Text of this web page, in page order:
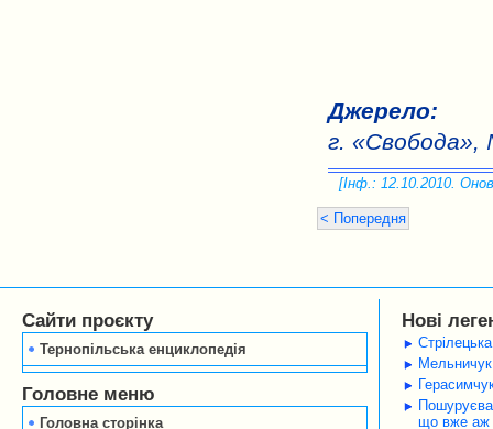
Джерело:
г. «Свобода»,
[Інф.: 12.10.2010.
< Попередня
Сайти проєкту
Тернопільська енциклопедія
Головне меню
Головна сторінка
Нові
Мельничук
що вже аж